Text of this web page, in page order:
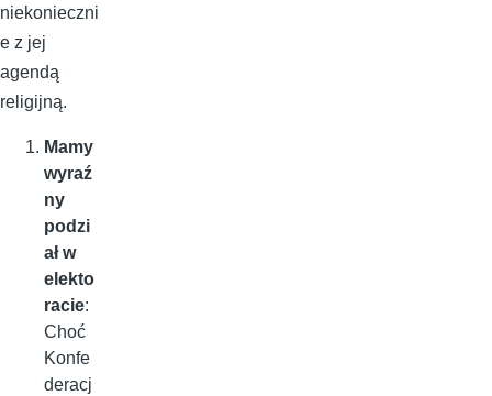
niekonieczni
e z jej
agendą
religijną.
Mamy
wyraź
ny
podzi
ał w
elekto
racie:
Choć
Konfe
deracj